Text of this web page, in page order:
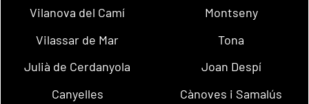
Vilanova del Camí
Montseny
Vilassar de Mar
Tona
Julià de Cerdanyola
Joan Despí
Canyelles
Cànoves i Samalús